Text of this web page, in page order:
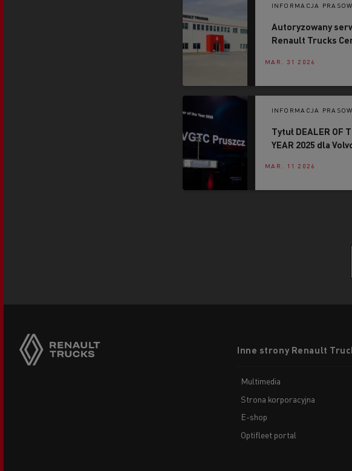
INFORMACJA
Autoryzowany
Renault Trucks
MAR. 31 2026
INFORMACJA
Tytuł DEALER OF
YEAR 2025 dla
Gdańskim!
MAR. 11 2026
menuInne strony Renault
Multimedia
Strona korporacyjna
E-shop
Optifleet portal